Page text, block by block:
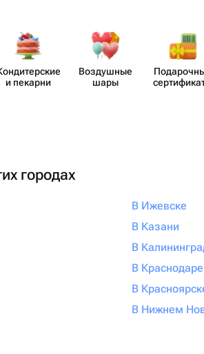
и пекарни
Воздушные
шары
городах
В Ижевске
В Казани
В
В Краснодаре
В
В Нижнем